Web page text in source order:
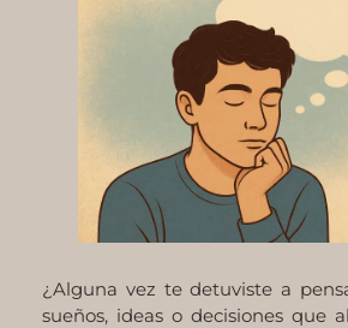
¿Alguna vez te detuviste a
sueños, ideas o decisiones que